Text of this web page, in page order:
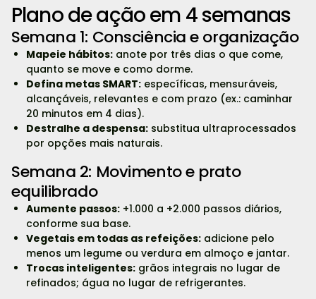
Plano de ação em 4 semanas
Semana 1: Consciência e organização
Mapeie hábitos:anote por três dias o que come,
quanto se move e como dorme.
Defina metas SMART:específicas, mensuráveis,
alcançáveis, relevantes e com prazo (ex.: caminhar
20 minutos em 4 dias).
Destralhe a despensa:substitua ultraprocessados
por opções mais naturais.
Semana 2: Movimento e prato
equilibrado
Aumente passos:+1.000 a +2.000 passos diários,
conforme sua base.
Vegetais em todas as refeições:adicione pelo
menos um legume ou verdura em almoço e jantar.
Trocas inteligentes:grãos integrais no lugar de
refinados; água no lugar de refrigerantes.